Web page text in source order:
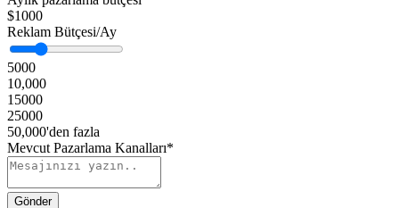
$1000
Reklam Bütçesi/Ay
5000
10,000
15000
25000
50,000'den fazla
Mevcut Pazarlama Kanalları*